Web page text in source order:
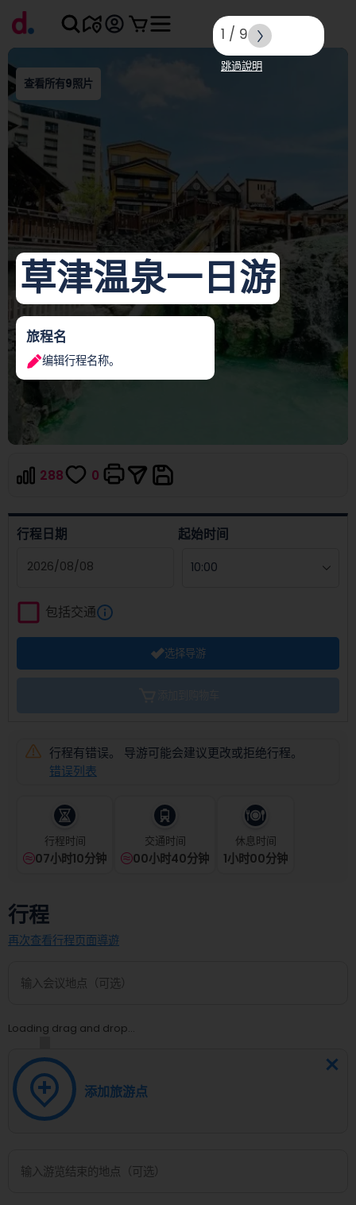
查看所有9照片
草津温泉一日游
旅程名
编辑行程名称。
288 0
行程日期 起始时间
forward
to
interact
the
date.
get
shortcuts
for
changing
包括交通
选择导游
行程有错误。 导游可能会建议更改或拒绝行程。
错误列表
行程时间
07小时10分钟
交通时间
00小时40分钟
休息时间
1小时00分钟
行程
再次查看行程页面導遊
Loading drag and drop...
添加旅游点
1 / 9
跳過說明